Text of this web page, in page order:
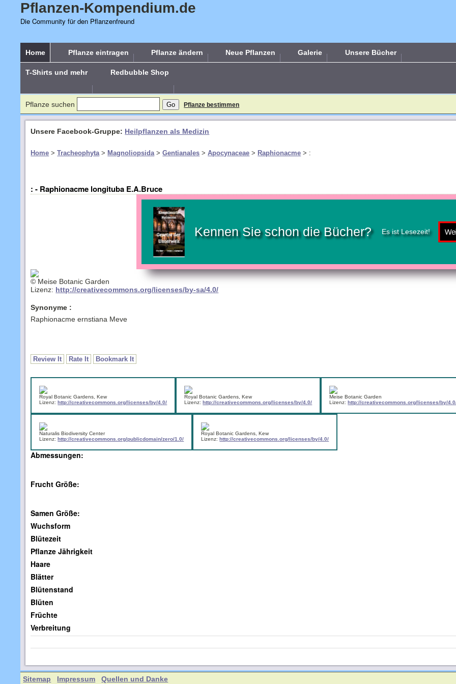
Pflanzen-Kompendium.de
Die Community für den Pflanzenfreund
Home Pflanze eintragen Pflanze ändern Neue Pflanzen Galerie Unsere Bücher
T-Shirts und mehr Redbubble Shop
Pflanze suchen Pflanze bestimmen
Unsere Facebook-Gruppe: Heilpflanzen als Medizin
Home >Tracheophyta> Magnoliopsida>Gentianales >Apocynaceae > Raphionacme > :
: - Raphionacme longituba E.A.Bruce
Kennen Sie schon die Bücher? Es ist Lesezeit!
© Meise Botanic Garden
Lizenz: http://creativecommons.org/licenses/by-sa/4.0/
Synonyme :
Raphionacme ernstiana Meve
Review It Rate It Bookmark It
Royal Botanic Gardens, Kew
Lizenz:http://creativecommons.org/licenses/by/4.0/
Royal Botanic Gardens, Kew
Lizenz:http://creativecommons.org/licenses/by/4.0/
Meise Botanic Garden
Lizenz:http://creativecommons.org/licenses/by/
Naturalis Biodiversity Center
Lizenz:http://creativecommons.org/publicdomain/zero/1.0/
Royal Botanic Gardens, Kew
Lizenz:http://creativecommons.org/licenses/by/4.0/
Abmessungen:
Frucht Größe:
Samen Größe:
Wuchsform
Blütezeit
Pflanze Jährigkeit
Haare
Blätter
Blütenstand
Blüten
Früchte
Verbreitung
Sitemap Impressum Quellen und Danke